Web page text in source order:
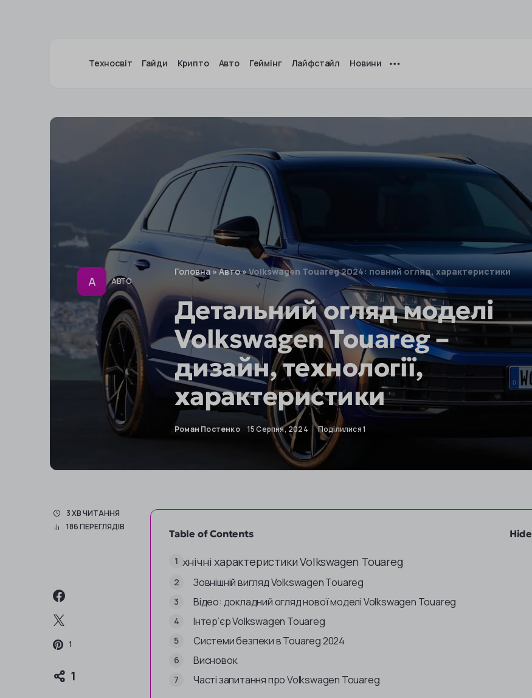
Техносвіт Гайди Крипто Авто Геймінг Лайфстайл Новини
А АВТО
Головна»Авто»Volkswagen Touareg 2024: повний огляд, характеристики
Детальний огляд моделі
Volkswagen Touareg –
дизайн, технології,
характеристики
Роман Постенко 15 Серпня, 2024 Поділилися 1
3 ХВ ЧИТАННЯ
186 ПЕРЕГЛЯДІВ
1
1
Table of Contents Hide
Технічні характеристики Volkswagen Touareg
Зовнішній вигляд Volkswagen Touareg
Відео: докладний огляд нової моделі Volkswagen Touareg
Інтер’єр Volkswagen Touareg
Системи безпеки в Touareg 2024
Висновок
Часті запитання про Volkswagen Touareg